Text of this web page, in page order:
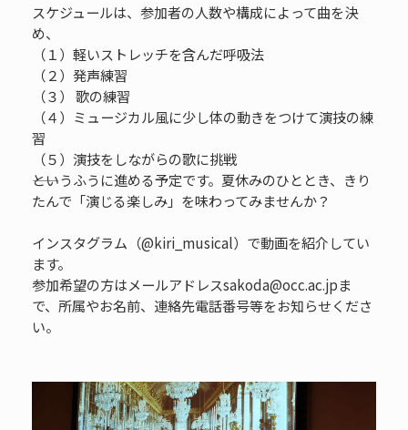
スケジュールは、参加者の人数や構成によって曲を決
め、
（１）軽いストレッチを含んだ呼吸法
（２）発声練習
（３） 歌の練習
（４）ミュージカル風に少し体の動きをつけて演技の練
習
（５）演技をしながらの歌に挑戦
――というふうに進める予定です。夏休みのひととき、きり
たんで「演じる楽しみ」を味わってみませんか？
インスタグラム（@kiri_musical）で動画を紹介してい
ます。
参加希望の方はメールアドレスsakoda@occ.ac.jpま
で、所属やお名前、連絡先電話番号等をお知らせくださ
い。